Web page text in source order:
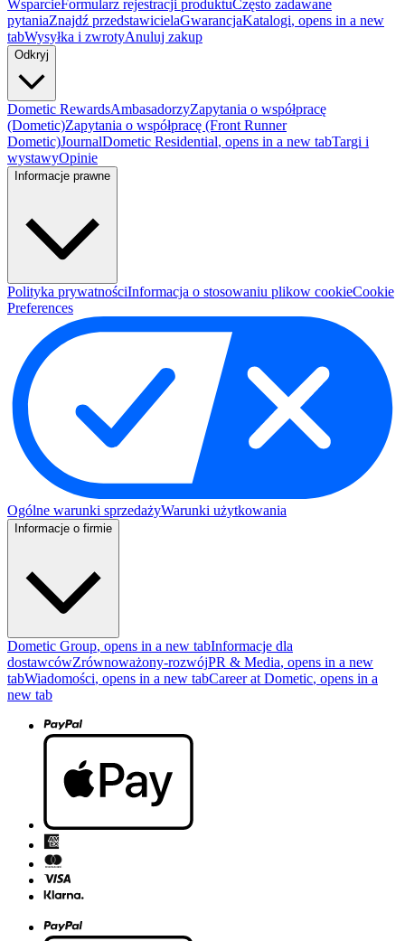
WsparcieFormularz rejestracji produktuCzęsto zadawane
pytaniaZnajdź przedstawicielaGwarancjaKatalogi, opens in a new
tabWysyłka i zwrotyAnuluj zakup
Odkryj
Dometic RewardsAmbasadorzyZapytania o współpracę
(Dometic)Zapytania o współpracę (Front Runner
Dometic)JournalDometic Residential, opens in a new tabTargi i
wystawyOpinie
Informacje prawne
Polityka prywatnościInformacja o stosowaniu plikow cookieCookie
Preferences
Ogólne warunki sprzedażyWarunki użytkowania
Informacje o firmie
Dometic Group, opens in a new tabInformacje dla
dostawcówZrównoważony-rozwójPR & Media, opens in a new
tabWiadomości, opens in a new tabCareer at Dometic, opens in a
new tab